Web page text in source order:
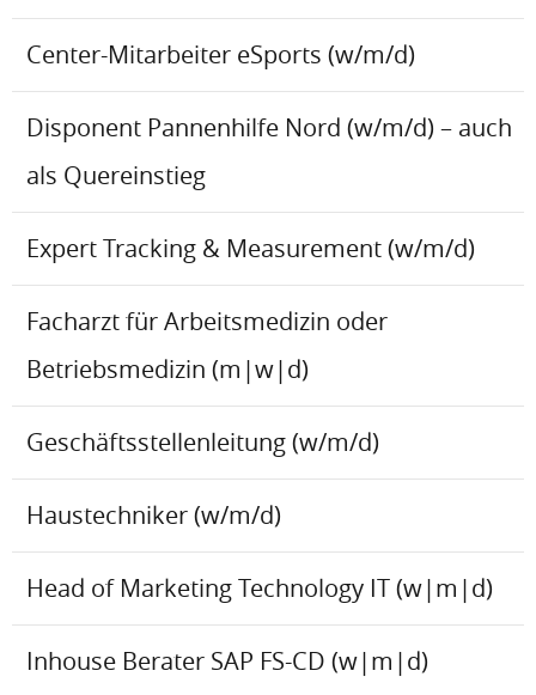
Center-Mitarbeiter eSports (w/m/d)
Disponent Pannenhilfe Nord (w/m/d) – auch
als Quereinstieg
Expert Tracking & Measurement (w/m/d)
Facharzt für Arbeitsmedizin oder
Betriebsmedizin (m|w|d)
Geschäftsstellenleitung (w/m/d)
Haustechniker (w/m/d)
Head of Marketing Technology IT (w|m|d)
Inhouse Berater SAP FS-CD (w|m|d)